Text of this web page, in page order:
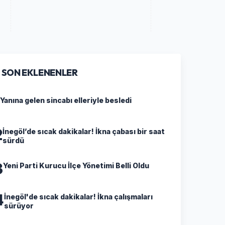
SON EKLENENLER
Yanına gelen sincabı elleriyle besledi
İnegöl’de sıcak dakikalar! İkna çabası bir saat
sürdü
Yeni Parti Kurucu İlçe Yönetimi Belli Oldu
İnegöl'de sıcak dakikalar! İkna çalışmaları
sürüyor